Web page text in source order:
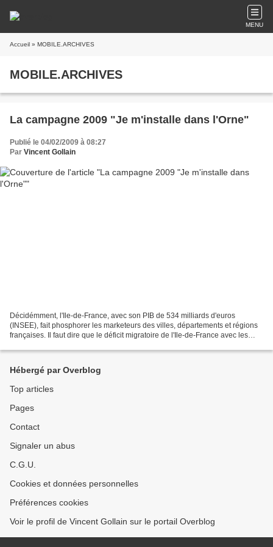
MENU
Accueil » MOBILE.ARCHIVES
MOBILE.ARCHIVES
La campagne 2009 "Je m'installe dans l'Orne"
Publié le 04/02/2009 à 08:27
Par Vincent Gollain
Décidémment, l'Ile-de-France, avec son PIB de 534 milliards d'euros
(INSEE), fait phosphorer les marketeurs des villes, départements et régions
françaises. Il faut dire que le déficit migratoire de l'Ile-de-France avec les
Hébergé par Overblog
Top articles
Pages
Contact
Signaler un abus
C.G.U.
Cookies et données personnelles
Préférences cookies
Voir le profil de Vincent Gollain sur le portail Overblog